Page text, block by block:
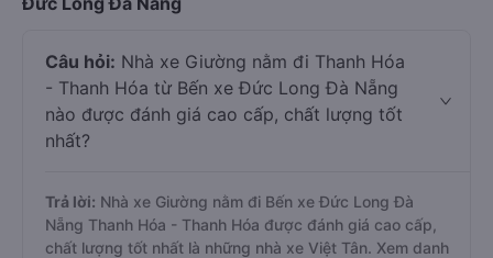
Câu hỏi: Nhà xe Giường nằm đi Thanh Hóa
- Thanh Hóa từ Bến xe Đức Long Đà Nẵng
nào được đánh giá cao cấp, chất lượng tốt
nhất?
Trả lời: Nhà xe Giường nằm đi Bến xe Đức Long Đà
Nẵng Thanh Hóa - Thanh Hóa được đánh giá cao cấp,
chất lượng tốt nhất là những nhà xe Việt Tân. Xem danh